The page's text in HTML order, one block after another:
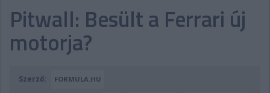
PODCAST
SHOP
DIGITÁLIS MAGAZIN
Pitwall: Besült a Ferrari új
motorja?
Szerző: FORMULA.HU